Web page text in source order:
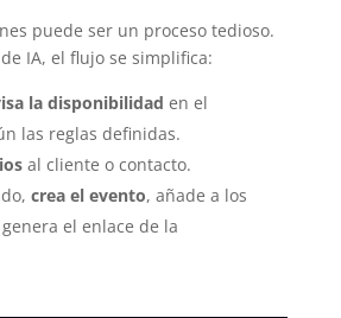
puede ser un proceso tedioso.
IA, el flujo se simplifica:
la disponibilidad en el
las reglas definidas.
al cliente o contacto.
crea el evento, añade a los
el enlace de la